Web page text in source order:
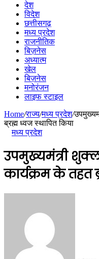
देश
विदेश
छत्तीसगढ़
मध्य प्रदेश
राजनीतिक
बिज़नेस
अध्यात्म
खेल
बिज़नेस
मनोरंजन
लाइफ स्टाइल
Home/राज्य/मध्य प्रदेश/
ब्रह्म ध्वज स्थापित किया
मध्य प्रदेश
उपमुख्यमंत्री
कार्यक्रम के तहत